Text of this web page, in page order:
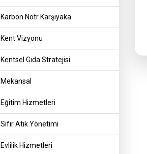
Karbon Nötr Karşıyaka
Kent Vizyonu
Kentsel Gıda Stratejisi
Mekansal
Eğitim Hizmetleri
Sıfır Atık Yönetimi
Evlilik Hizmetleri